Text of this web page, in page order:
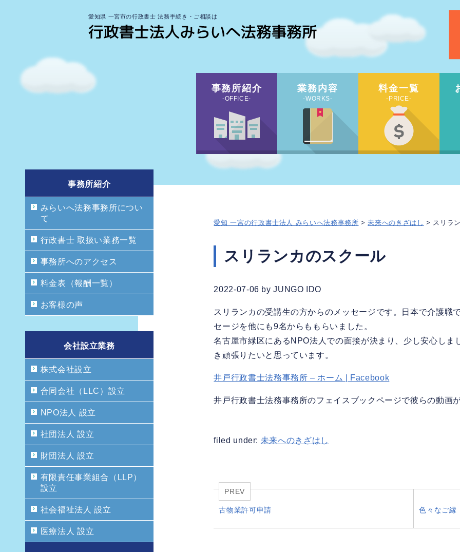
愛知県 一宮市の行政書士 法務手続き・ご相談は
事務所紹介
-OFFICE-
業務内容
-WORKS-
料金一覧
-PRICE-
愛知 一宮の行政書士法人 みらいへ法務事務所 >未来へのきざはし > スリラ
スリランカのスクール
2022-07-06 by JUNGO IDO
スリランカの受講生の方からのメッセージです。日本で介護職
セージを他にも9名からももらいました。
名古屋市緑区にあるNPO法人での面接が決まり、少し安心しま
き頑張りたいと思っています。
井戸行政書士法務事務所 – ホーム | Facebook
井戸行政書士法務事務所のフェイスブックページで彼らの動画
filed under: 未来へのきざはし
PREV
古物業許可申請 色々なご縁
事務所紹介
みらいへ法務事務所につい
て
行政書士 取扱い業務一覧
事務所へのアクセス
料金表（報酬一覧）
お客様の声
会社設立業務
株式会社設立
合同会社（LLC）設立
NPO法人 設立
社団法人 設立
財団法人 設立
有限責任事業組合（LLP）
設立
社会福祉法人 設立
医療法人 設立